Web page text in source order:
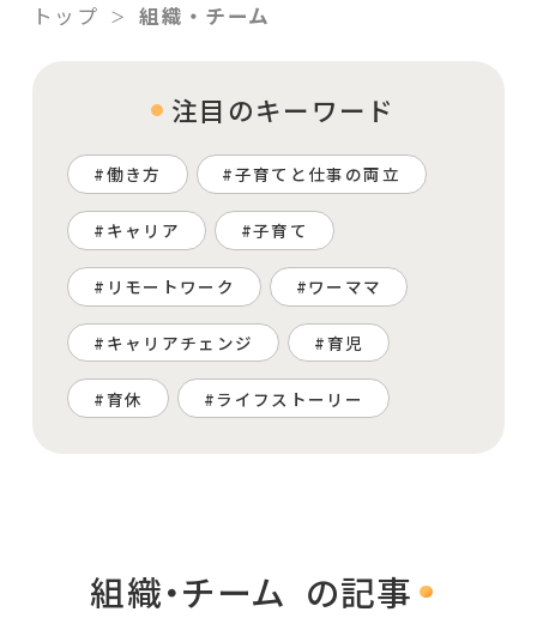
トップ 組織・チーム
注目のキーワード
働き方 子育てと仕事の両立
キャリア 子育て
リモートワーク ワーママ
キャリアチェンジ 育児
育休 ライフストーリー
組織・チーム の記事